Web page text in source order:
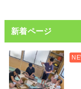
新着ページ